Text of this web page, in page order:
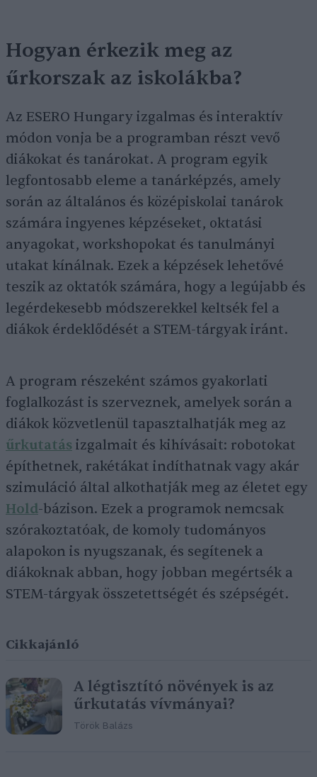
Hogyan érkezik meg az
űrkorszak az iskolákba?
Az ESERO Hungary izgalmas és interaktív
módon vonja be a programban részt vevő
diákokat és tanárokat. A program egyik
legfontosabb eleme a tanárképzés, amely
során az általános és középiskolai tanárok
számára ingyenes képzéseket, oktatási
anyagokat, workshopokat és tanulmányi
utakat kínálnak. Ezek a képzések lehetővé
teszik az oktatók számára, hogy a legújabb és
legérdekesebb módszerekkel keltsék fel a
diákok érdeklődését a STEM-tárgyak iránt.
A program részeként számos gyakorlati
foglalkozást is szerveznek, amelyek során a
diákok közvetlenül tapasztalhatják meg az
űrkutatás izgalmait és kihívásait: robotokat
építhetnek, rakétákat indíthatnak vagy akár
szimuláció által alkothatják meg az életet egy
Hold-bázison. Ezek a programok nemcsak
szórakoztatóak, de komoly tudományos
alapokon is nyugszanak, és segítenek a
diákoknak abban, hogy jobban megértsék a
STEM-tárgyak összetettségét és szépségét.
Cikkajánló
A légtisztító növények is az
űrkutatás vívmányai?
Török Balázs